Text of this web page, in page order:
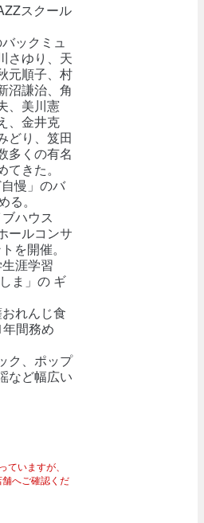
スクール
ックミュ
さゆり、天
元順子、村
沼謙治、角
、美川憲
、金井克
どり、笈田
多くの有名
きた。
慢」のバ
。
ハウス
ールコンサ
を開催。
涯学習
ま」の ギ
れんじ食
間務め
ク、ポップ
など幅広い
ていますが、
へご確認くだ